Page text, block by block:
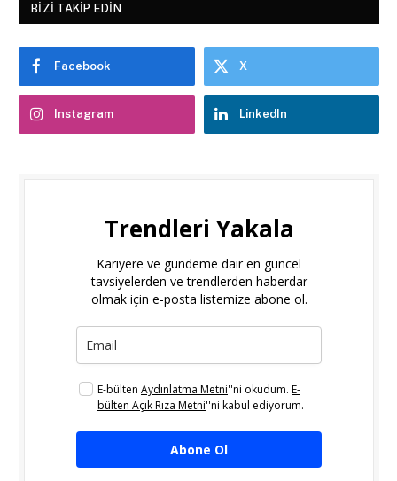
BIZI TAKIP EDIN
Facebook X
Instagram LinkedIn
Trendleri Yakala
Kariyere ve gündeme dair en güncel
tavsiyelerden ve trendlerden haberdar
olmak için e-posta listemize abone ol.
E-bülten Aydınlatma Metni''ni okudum. E-
bülten Açık Rıza Metni''ni kabul ediyorum.
Abone Ol